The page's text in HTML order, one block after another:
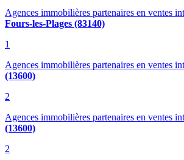
Agences immobilières partenaires en ventes
Fours-les-Plages (83140)
1
Agences immobilières partenaires en ventes
(13600)
2
Agences immobilières partenaires en ventes
(13600)
2